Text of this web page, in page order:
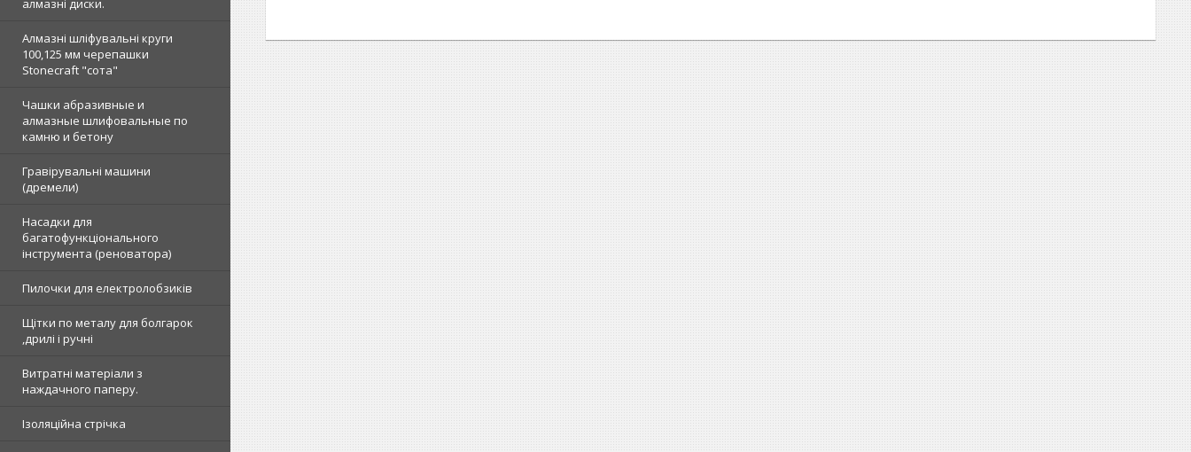
алмазні диски.
Алмазні шліфувальні круги
100,125 мм черепашки
Stonecraft "сота"
Чашки абразивные и
алмазные шлифовальные по
камню и бетону
Гравірувальні машини
(дремели)
Насадки для
багатофункціонального
інструмента (реноватора)
Пилочки для електролобзиків
Щітки по металу для болгарок
,дрилі і ручні
Витратні матеріали з
наждачного паперу.
Ізоляційна стрічка